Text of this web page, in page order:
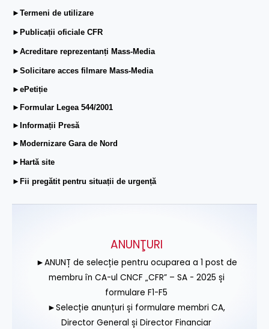
►Termeni de utilizare
►Publicații oficiale CFR
►Acreditare reprezentanți Mass-Media
►Solicitare acces filmare Mass-Media
►ePetiție
►Formular Legea 544/2001
►Informații Presă
►Modernizare Gara de Nord
►Hartă site
►Fii pregătit pentru situații de urgență
ANUNŢURI
►ANUNȚ de selecție pentru ocuparea a 1 post de
membru în CA-ul CNCF „CFR” – SA - 2025 și
formulare F1-F5
►Selecție anunțuri și formulare membri CA,
Director General și Director Financiar